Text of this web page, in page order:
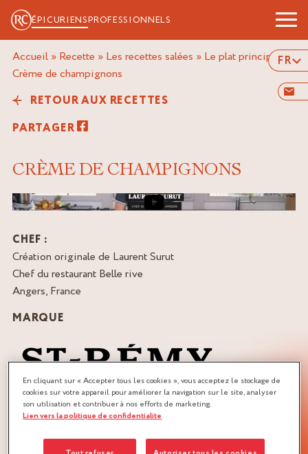
ÉPICURIENSPROFESSIONNELS
FR
Accueil » Recette » Les recettes salées » Le plat principal»
crème de champignons
RETOUR AUX RECETTES
PARTAGER
CRÈME DE CHAMPIGNONS
Image de couverture de la vidéo
CHEF :
Création originale de Laurent Surut
Chef du restaurant Belle rive
Angers, France
MARQUE
QUANTITÉ :
En cliquant sur « Accepter tous les cookies », vous acceptez le stockage de
cookies sur votre appareil pour améliorer la navigation sur le site, analyser
son utilisation et contribuer à nos efforts de marketing.
Lien vers la politique de confidentialite